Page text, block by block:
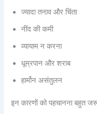
ज्यादा तनाव और चिंता
नींद की कमी
व्यायाम न करना
धूम्रपान और शराब
हार्मोन असंतुलन
इन कारणों को पहचानना बहुत